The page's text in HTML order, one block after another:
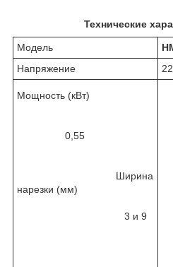
Технические
Модель
Напряжение
Мощность (кВт)
0,55
Ширина
нарезки (мм)
3 и 9